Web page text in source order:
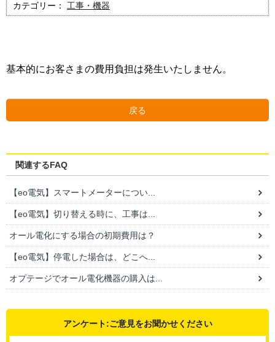
カテゴリー： 工事・機器
基本的にお客さまの費用負担は発生いたしません。
戻る
関連するFAQ
【eo電気】スマートメーターについ...
【eo電気】切り替える時に、工事は...
オール電化にする場合の初期費用は？
【eo電気】停電した場合は、どこへ...
オプテージでオール電化機器の購入は...
アンケート:ご意見をお聞かせください